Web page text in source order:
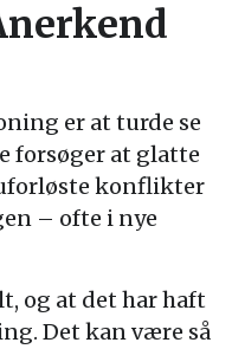
er at turde se
forsøger at glatte
konflikter
– ofte i nye
og at det har haft
Det kan være så